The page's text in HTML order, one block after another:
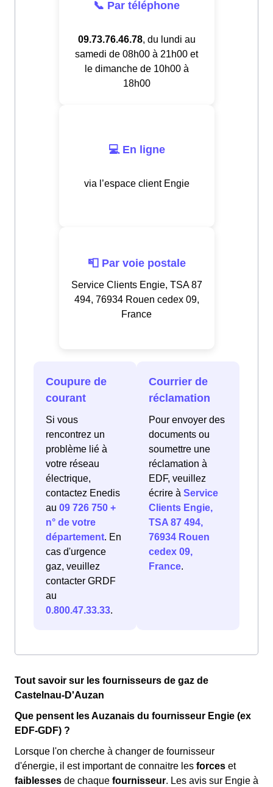
📞 Par téléphone
09.73.76.46.78, du lundi au
samedi de 08h00 à 21h00 et
le dimanche de 10h00 à
18h00
💻 En ligne
via l’espace client Engie
📮 Par voie postale
Service Clients Engie, TSA 87
494, 76934 Rouen cedex 09,
France
Coupure de
courant
Si vous
rencontrez un
problème lié à
votre réseau
électrique,
contactez Enedis
au 09 726 750 +
n° de votre
département. En
cas d'urgence
gaz, veuillez
contacter GRDF
au
0.800.47.33.33.
Courrier de
réclamation
Pour envoyer des
documents ou
soumettre une
réclamation à
EDF, veuillez
écrire à Service
Clients Engie,
TSA 87 494,
76934 Rouen
cedex 09,
France.
Tout savoir sur les fournisseurs de gaz de
Castelnau-D'Auzan
Que pensent les Auzanais du fournisseur Engie (ex
EDF-GDF) ?
Lorsque l'on cherche à changer de fournisseur
d'énergie, il est important de connaitre les forces et
faiblesses de chaque fournisseur. Les avis sur Engie à